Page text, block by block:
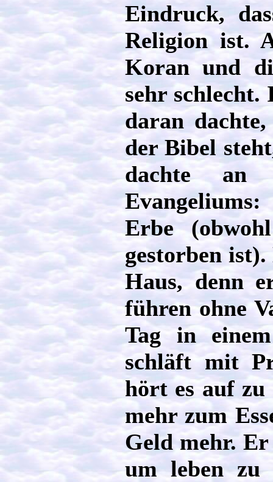
Eindruck,
Religion ist.
Koran und
sehr schlecht.
daran
der Bibel
dachte an
Erbe
gestorben
Haus, denn
führen ohne
Tag in
schläft mit
hört es auf zu
mehr zum
Geld mehr. Er
um leben zu